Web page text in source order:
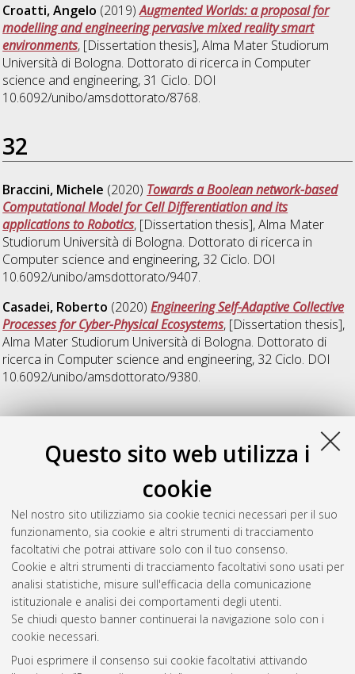
Questo sito web utilizza i
cookie
Nel nostro sito utilizziamo sia cookie tecnici necessari per il suo
funzionamento, sia cookie e altri strumenti di tracciamento
facoltativi che potrai attivare solo con il tuo consenso.
Cookie e altri strumenti di tracciamento facoltativi sono usati per
analisi statistiche, misure sull'efficacia della comunicazione
istituzionale e analisi dei comportamenti degli utenti.
Se chiudi questo banner continuerai la navigazione solo con i
cookie necessari.
Puoi esprimere il consenso sui cookie facoltativi attivando
Croatti, Angelo (2019)Augmented Worlds: a proposal for
modelling and engineering pervasive mixed reality smart
environments, [Dissertation thesis], Alma Mater Studiorum
Università di Bologna. Dottorato di ricerca in Computer
science and engineering, 31 Ciclo. DOI
10.6092/unibo/amsdottorato/8768.
32
Braccini, Michele (2020) Towards a Boolean network-based
Computational Model for Cell Differentiation and its
applications to Robotics, [Dissertation thesis], Alma Mater
Studiorum Università di Bologna. Dottorato di ricerca in
Computer science and engineering, 32 Ciclo. DOI
10.6092/unibo/amsdottorato/9407.
Casadei, Roberto (2020)Engineering Self-Adaptive Collective
Processes for Cyber-Physical Ecosystems, [Dissertation thesis],
Alma Mater Studiorum Università di Bologna. Dottorato di
ricerca in Computer science and engineering, 32 Ciclo. DOI
10.6092/unibo/amsdottorato/9380.
36
Aguzzi, Gianluca (2024) A language-based software
engineering approach for cyber-physical swarms
thesis], Alma Mater Studiorum Università di Bologna.
Dottorato di ricerca inComputer science and engineering, 36
Ciclo. DOI 10.48676/unibo/amsdottorato/11386.
Questa lista e' stata generata ilSat Aug 8 20:48:07 2026
Atom
Rss 1.0